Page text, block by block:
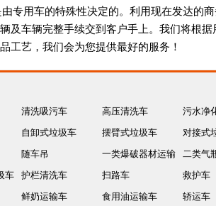
专用车的特殊性决定的。利用现在发达的
及车辆完整手续交到客户手上。我们将根
工艺，我们会为您提供最好的服务！
清洗吸污车 高压清洗车 污水净
自卸式垃圾车 摆臂式垃圾车 对接式
随车吊
一类爆破器材运输
车
二类气
车 护栏清洗车 扫路车 救护车
鲜奶运输车 食用油运输车 轿运车